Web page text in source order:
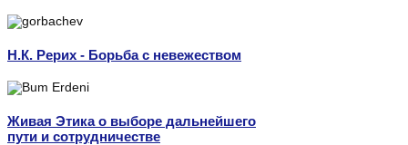
Н.К. Рерих - Борьба с невежеством
Живая Этика о выборе дальнейшего
пути и сотрудничестве